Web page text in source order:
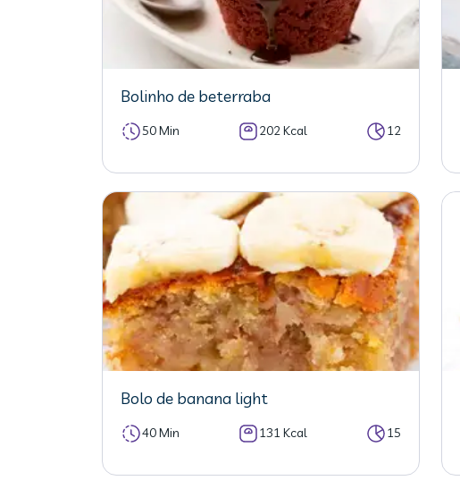
Bolinho de beterraba
50 Min 202 Kcal 12
Bolo de banana light
40 Min 131 Kcal 15